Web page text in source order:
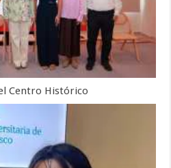
Centro Histórico